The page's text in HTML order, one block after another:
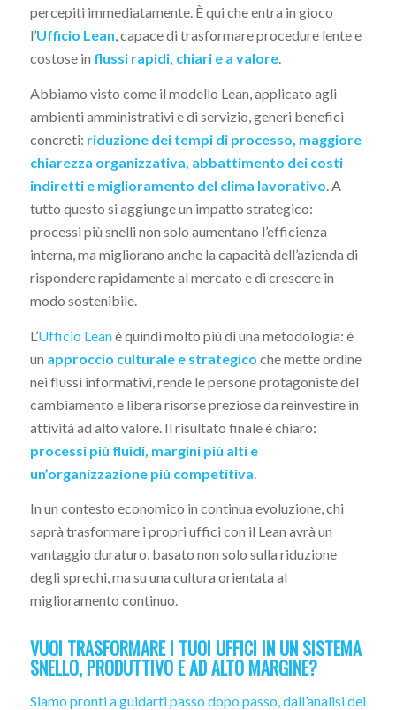
percepiti immediatamente. È qui che entra in gioco
l’Ufficio Lean, capace di trasformare procedure lente e
costose in flussi rapidi, chiari e a valore.
Abbiamo visto come il modello Lean, applicato agli
ambienti amministrativi e di servizio, generi benefici
concreti: riduzione dei tempi di processo, maggiore
chiarezza organizzativa, abbattimento dei costi
indiretti e miglioramento del clima lavorativo. A
tutto questo si aggiunge un impatto strategico:
processi più snelli non solo aumentano l’efficienza
interna, ma migliorano anche la capacità dell’azienda di
rispondere rapidamente al mercato e di crescere in
modo sostenibile.
L’Ufficio Leanè quindi molto più di una metodologia: è
un approccio culturale e strategico che mette ordine
nei flussi informativi, rende le persone protagoniste del
cambiamento e libera risorse preziose da reinvestire in
attività ad alto valore. Il risultato finale è chiaro:
processi più fluidi, margini più alti e
un’organizzazione più competitiva
In un contesto economico in continua evoluzione, chi
saprà trasformare i propri uffici con il Lean avrà un
vantaggio duraturo, basato non solo sulla riduzione
degli sprechi, ma su una cultura orientata al
miglioramento continuo.
VUOI TRASFORMARE I TUOI UFFICI IN UN SISTEMA
SNELLO, PRODUTTIVO E AD ALTO MARGINE?
Siamo pronti a guidarti passo dopo passo, dall’analisi dei